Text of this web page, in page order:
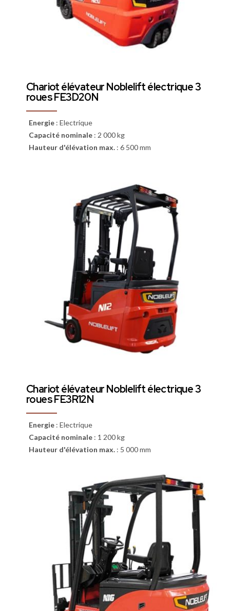
Chariot élévateur Noblelift électrique 3
roues FE3D20N
Energie : Electrique
Capacité nominale : 2 000 kg
Hauteur d'élévation max. : 6 500 mm
Chariot élévateur Noblelift électrique 3
roues FE3R12N
Energie : Electrique
Capacité nominale : 1 200 kg
Hauteur d'élévation max. : 5 000 mm